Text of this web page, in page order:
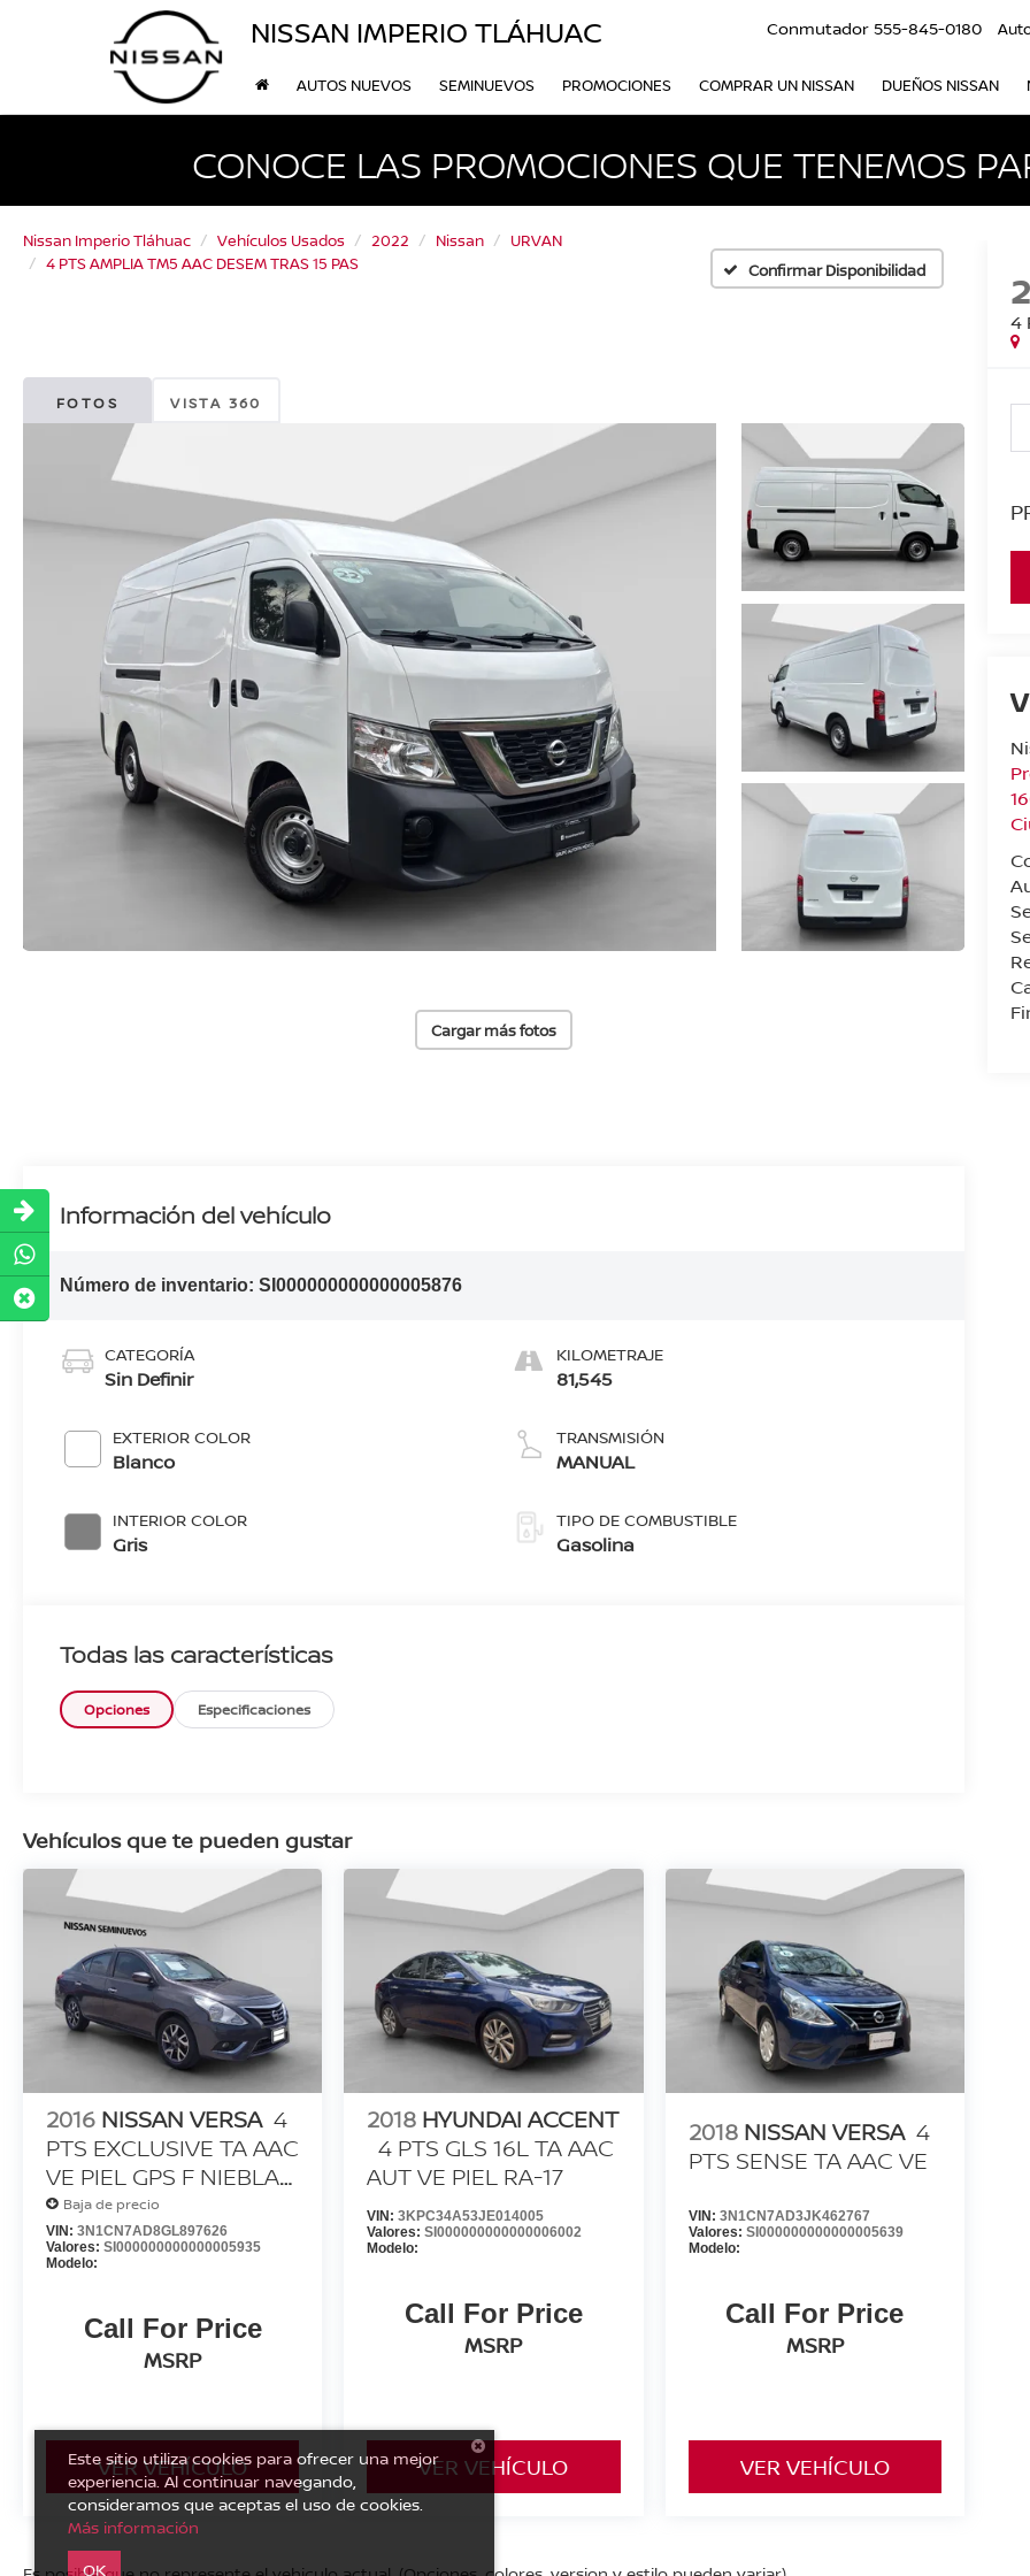
NISSAN IMPERIO TLÁHUAC Conmutador 555-845-0180
AUTOS NUEVOS SEMINUEVOS PROMOCIONES COMPRAR UN NISSAN DUEÑOS NISSAN
CONOCE LAS PROMOCIONES QUE TENEMOS
Nissan Imperio Tláhuac Vehículos Usados 2022 Nissan
URVAN
4 PTS AMPLIA TM5 AAC DESEM TRAS 15 PAS
Confirmar Disponibilidad
FOTOS VISTA 360
Cargar más fotos
4
Información del vehículo
Número de inventario:SI000000000000005876
CATEGORÍA
Sin Definir
EXTERIOR COLOR
Blanco
INTERIOR COLOR
Gris
KILOMETRAJE
81,545
TRANSMISIÓN
MANUAL
TIPO DE COMBUSTIBLE
Gasolina
Todas las características
Opciones Especificaciones
Vehículos que te pueden gustar
2016 NISSAN VERSA 4
PTS EXCLUSIVE TA AAC
VE PIEL GPS F NIEBLA
RA-15
Baja de precio
VIN: 3N1CN7AD8GL897626
Valores: SI000000000000005935
Modelo:
Call For Price
MSRP
VER VEHÍCULO
2018 HYUNDAI ACCENT
4 PTS GLS 16L TA AAC
AUT VE PIEL RA-17
VIN:3KPC34A53JE014005
Valores:SI000000000000006002
Modelo:
Call For Price
MSRP
VER VEHÍCULO
2018 NISSAN VERSA 4
PTS SENSE TA AAC VE
VIN: 3N1CN7AD3JK462767
Valores: SI000000000000005639
Modelo:
Call For Price
MSRP
VER VEHÍCULO
Este sitio utiliza cookies para ofrecer una mejor
experiencia. Al continuar navegando,
consideramos que aceptas el uso de cookies.
Más información
OK